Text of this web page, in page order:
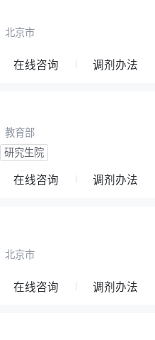
北京市
在线咨询 调剂办法
教育部
研究生院
在线咨询 调剂办法
北京市
在线咨询 调剂办法